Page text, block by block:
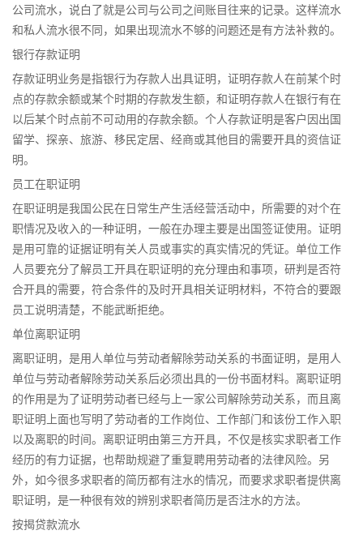
公司流水，说白了就是公司与公司之间账目往来的记录。这样流水
和私人流水很不同，如果出现流水不够的问题还是有方法补救的。
银行存款证明
存款证明业务是指银行为存款人出具证明，证明存款人在前某个时
点的存款余额或某个时期的存款发生额，和证明存款人在银行有在
以后某个时点前不可动用的存款余额。个人存款证明是客户因出国
留学、探亲、旅游、移民定居、经商或其他目的需要开具的资信证
明。
员工在职证明
在职证明是我国公民在日常生产生活经营活动中，所需要的对个在
职情况及收入的一种证明，一般在办理主要是出国签证使用。证明
是用可靠的证据证明有关人员或事实的真实情况的凭证。单位工作
人员要充分了解员工开具在职证明的充分理由和事项，研判是否符
合开具的需要，符合条件的及时开具相关证明材料，不符合的要跟
员工说明清楚，不能武断拒绝。
单位离职证明
离职证明，是用人单位与劳动者解除劳动关系的书面证明，是用人
单位与劳动者解除劳动关系后必须出具的一份书面材料。离职证明
的作用是为了证明劳动者已经与上一家公司解除劳动关系，而且离
职证明上面也写明了劳动者的工作岗位、工作部门和该份工作入职
以及离职的时间。离职证明由第三方开具，不仅是核实求职者工作
经历的有力证据，也帮助规避了重复聘用劳动者的法律风险。另
外，如今很多求职者的简历都有注水的情况，而要求求职者提供离
职证明，是一种很有效的辨别求职者简历是否注水的方法。
按揭贷款流水